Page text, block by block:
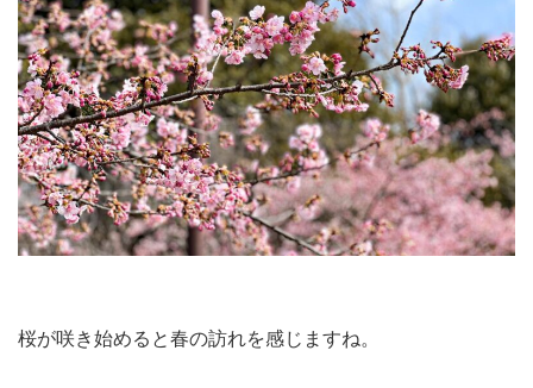
桜が咲き始めると春の訪れを感じますね。